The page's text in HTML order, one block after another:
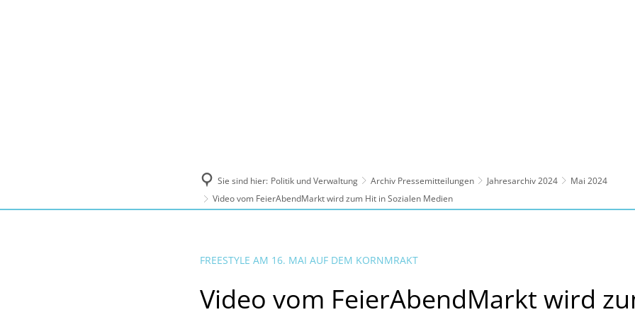
Sie sind hier: Politik und Verwaltung Archiv Pressemitteilungen Jahresarchiv 2024
Mai 2024
Video vom FeierAbendMarkt wird zum Hit in Sozialen Medien
FREESTYLE AM 16. MAI AUF DEM KORNMRAKT
Video vom FeierAbendMarkt wird